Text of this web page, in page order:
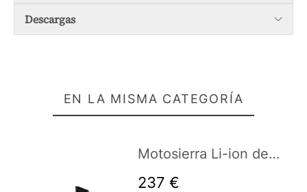
Descargas
EN LA MISMA CATEGORÍA
Motosierra Li-ion de poda Fanton RLC20TS
237 €